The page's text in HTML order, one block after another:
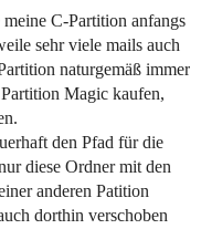
C-Partition anfangs
sehr viele mails auch
naturgemäß immer
Magic kaufen,
den Pfad für die
diese Ordner mit den
anderen Patition
dorthin verschoben